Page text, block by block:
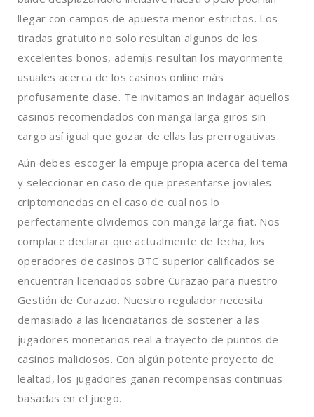
llegar con campos de apuesta menor estrictos. Los
tiradas gratuito no solo resultan algunos de los
excelentes bonos, ademí¡s resultan los mayormente
usuales acerca de los casinos online más
profusamente clase. Te invitamos an indagar aquellos
casinos recomendados con manga larga giros sin
cargo así­ igual que gozar de ellas las prerrogativas.
Aún debes escoger la empuje propia acerca del tema
y seleccionar en caso de que presentarse joviales
criptomonedas en el caso de cual nos lo
perfectamente olvidemos con manga larga fiat. Nos
complace declarar que actualmente de fecha, los
operadores de casinos BTC superior calificados se
encuentran licenciados sobre Curazao para nuestro
Gestión de Curazao. Nuestro regulador necesita
demasiado a las licenciatarios de sostener a las
jugadores monetarios real a trayecto de puntos de
casinos maliciosos. Con algún potente proyecto de
lealtad, los jugadores ganan recompensas continuas
basadas en el juego.